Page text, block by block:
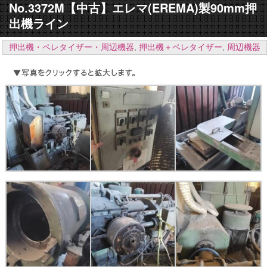
No.3372M【中古】エレマ(EREMA)製90mm押
出機ライン
押出機・ペレタイザー・周辺機器, 押出機＋ペレタイザー, 周辺機器